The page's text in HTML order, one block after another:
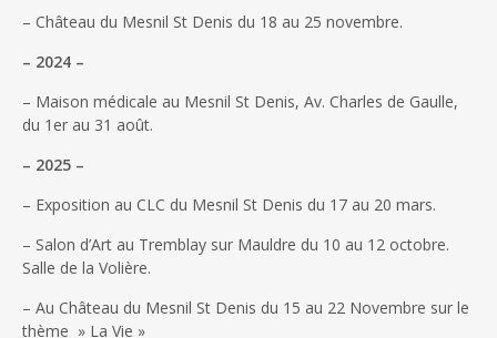
– Château du Mesnil St Denis du 18 au 25 novembre.
– 2024 –
– Maison médicale au Mesnil St Denis, Av. Charles de Gaulle,
du 1er au 31 août.
– 2025 –
– Exposition au CLC du Mesnil St Denis du 17 au 20 mars.
– Salon d’Art au Tremblay sur Mauldre du 10 au 12 octobre.
Salle de la Volière.
– Au Château du Mesnil St Denis du 15 au 22 Novembre sur le
thème » La Vie »